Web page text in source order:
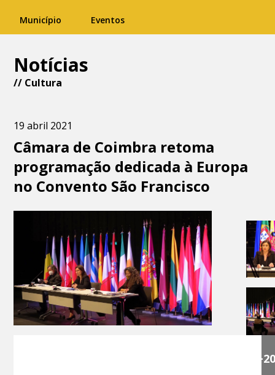
Município Eventos
Notícias
// Cultura
19 abril 2021
Câmara de Coimbra retoma
programação dedicada à Europa
no Convento São Francisco
+20